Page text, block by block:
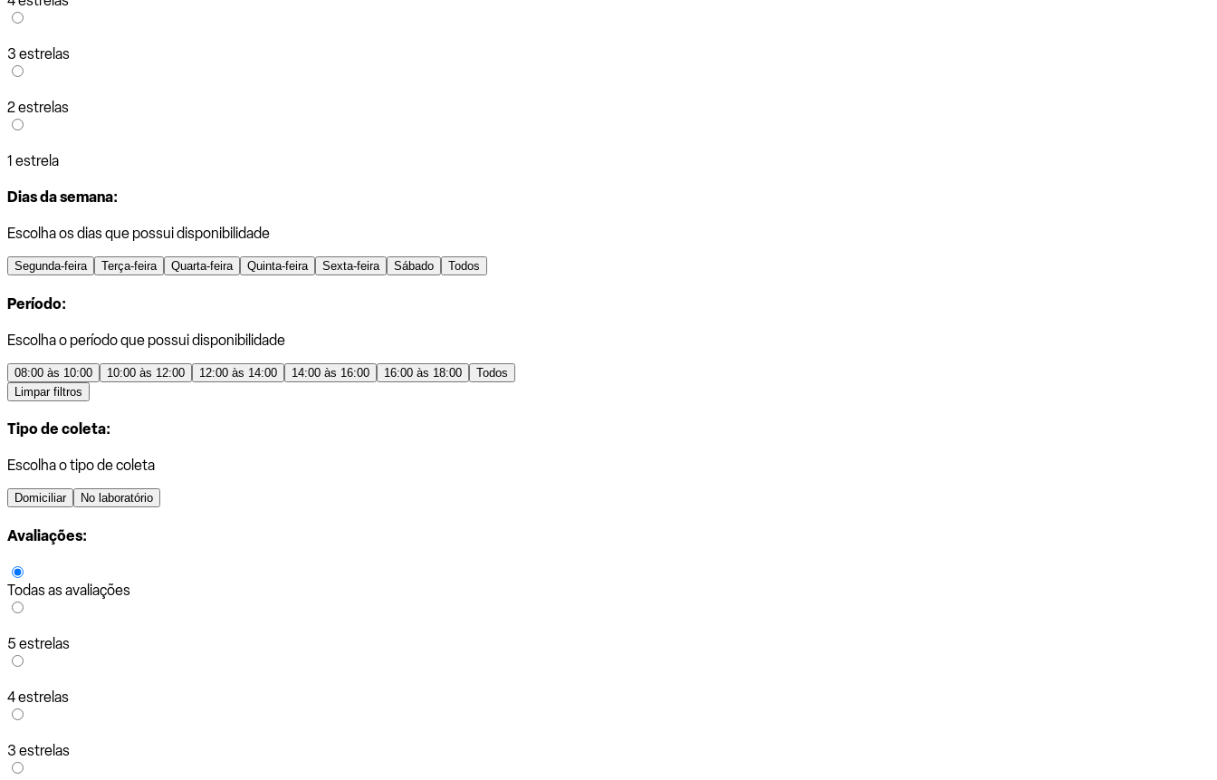
3 estrelas
2 estrelas
1 estrela
Dias da semana:
Escolha os dias que possui disponibilidade
Segunda-feira Terça-feira Quarta-feira Quinta-feira Sexta-feira Sábado Todos
Período:
Escolha o período que possui disponibilidade
08:00 às 10:00 10:00 às 12:00 12:00 às 14:00 14:00 às 16:00 16:00 às 18:00
Todos
Limpar filtros
Tipo de coleta:
Escolha o tipo de coleta
Domiciliar No laboratório
Avaliações:
Todas as avaliações
5 estrelas
4 estrelas
3 estrelas